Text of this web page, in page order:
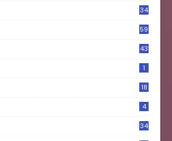
34
59
43
1
18
4
34